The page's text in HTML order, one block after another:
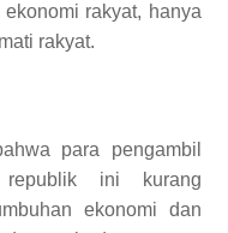
rakyat, hanya
rakyat.
para pengambil
republik ini kurang
ekonomi dan